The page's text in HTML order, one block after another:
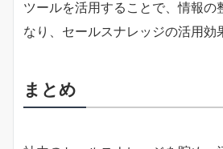
ツールを活用することで、情報の
なり、セールスナレッジの活用効
まとめ